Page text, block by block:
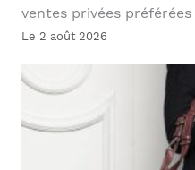
ventes privées
Le 2 août 2026